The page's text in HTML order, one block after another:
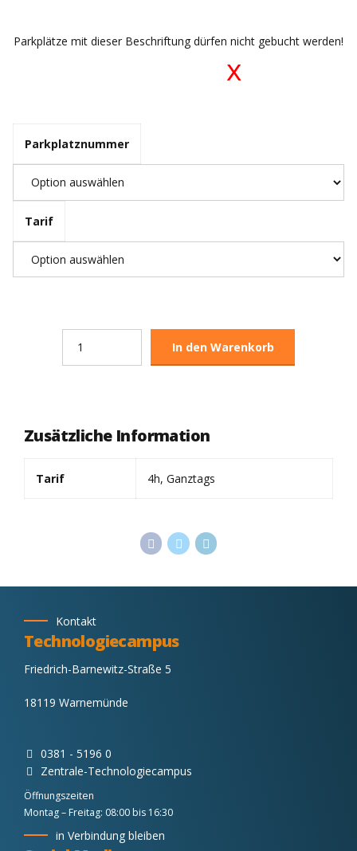
Parkplätze mit dieser Beschriftung dürfen nicht gebucht werden!
x
Parkplatznummer
Tarif
In den Warenkorb
Zusätzliche Information
Tarif 4h, Ganztags
Kontakt
Technologiecampus
Friedrich-Barnewitz-Straße 5
18119 Warnemünde
0381 - 5196 0
Zentrale-Technologiecampus
Öffnungszeiten
Montag – Freitag: 08:00 bis 16:30
in Verbindung bleiben